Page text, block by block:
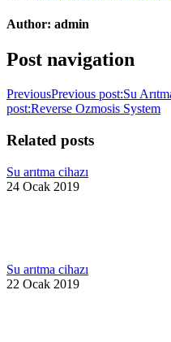
Author: admin
Post navigation
PreviousPrevious post:Su
post:Reverse Ozmosis System
Related posts
Su arıtma cihazı
24 Ocak 2019
Su arıtma cihazı
22 Ocak 2019